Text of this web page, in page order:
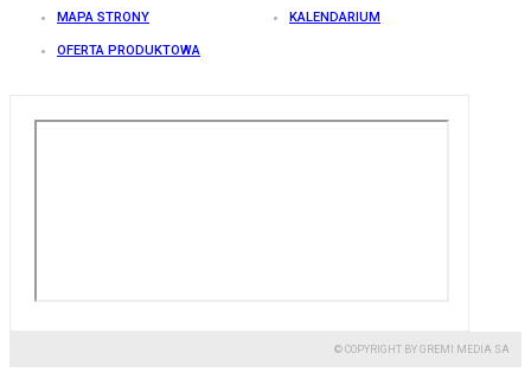
MAPA STRONY KALENDARIUM
OFERTA PRODUKTOWA
© COPYRIGHT BY GREMI MEDIA SA